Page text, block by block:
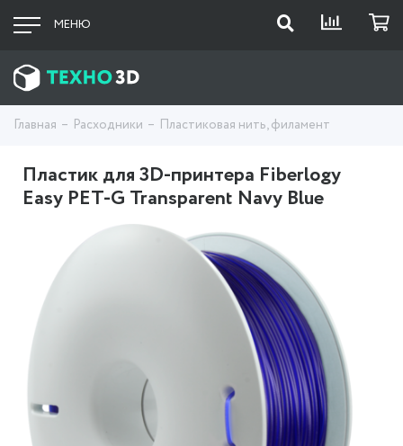
МЕНЮ
Главная Расходники Пластиковая нить, филамент
Пластик для 3D-принтера Fiberlogy
Easy PET-G Transparent Navy Blue